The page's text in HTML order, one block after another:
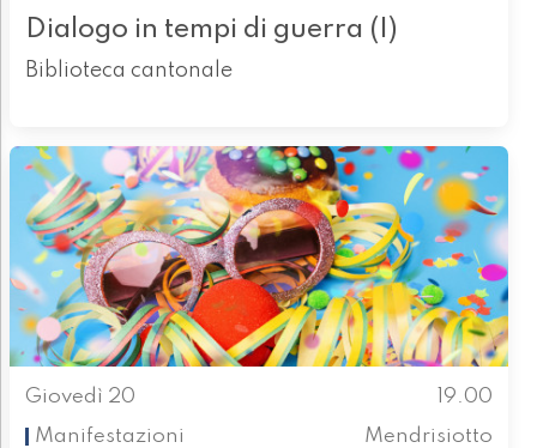
Dialogo in tempi di guerra (I)
Biblioteca cantonale
Giovedì 20
19.00
Manifestazioni
Mendrisiotto